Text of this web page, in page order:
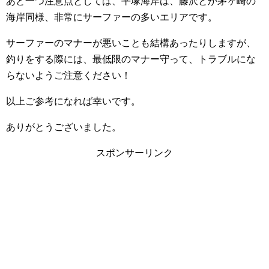
海岸同様、非常にサーファーの多いエリアです。
サーファーのマナーが悪いことも結構あったりしますが、
釣りをする際には、最低限のマナー守って、トラブルにな
らないようご注意ください！
以上ご参考になれば幸いです。
ありがとうございました。
スポンサーリンク